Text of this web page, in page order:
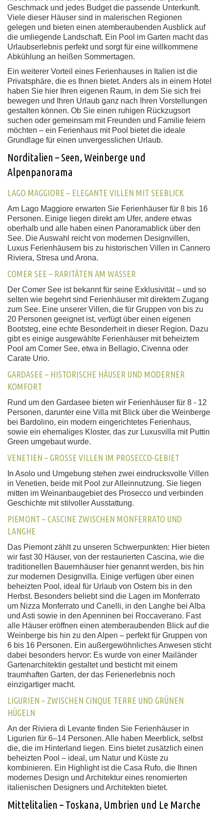
Geschmack und jedes Budget die passende Unterkunft.
Viele dieser Häuser sind in malerischen Regionen
gelegen und bieten einen atemberaubenden Ausblick auf
die umliegende Landschaft. Ein Pool im Garten macht das
Urlaubserlebnis perfekt und sorgt für eine willkommene
Abkühlung an heißen Sommertagen.
Ein weiterer Vorteil eines Ferienhauses in Italien ist die
Privatsphäre, die es Ihnen bietet. Anders als in einem Hotel
haben Sie hier Ihren eigenen Raum, in dem Sie sich frei
bewegen und Ihren Urlaub ganz nach Ihren Vorstellungen
gestalten können. Ob Sie einen ruhigen Rückzugsort
suchen oder gemeinsam mit Freunden und Familie feiern
möchten – ein Ferienhaus mit Pool bietet die ideale
Grundlage für einen unvergesslichen Urlaub.
Norditalien – Seen, Weinberge und
Alpenpanorama
LAGO MAGGIORE – ELEGANTE VILLEN MIT SEEBLICK
Am Lago Maggiore erwarten Sie Ferienhäuser für 8 bis 16
Personen. Einige liegen direkt am Ufer, andere etwas
oberhalb und alle haben einen Panoramablick über den
See. Die Auswahl reicht von modernen Designvillen,
Luxus Ferienhäusern bis zu historischen Villen in Cannero
Riviera, Stresa und Arona.
COMER SEE – RARITÄTEN AM WASSER
Der Comer See ist bekannt für seine Exklusivität – und so
selten wie begehrt sind Ferienhäuser mit direktem Zugang
zum See. Eine unserer Villen, die für Gruppen von bis zu
20 Personen geeignet ist, verfügt über einen eigenen
Bootsteg, eine echte Besonderheit in dieser Region. Dazu
gibt es einige ausgewählte Ferienhäuser mit beheiztem
Pool am Comer See, etwa in Bellagio, Civenna oder
Carate Urio.
GARDASEE – HISTORISCHE HÄUSER UND MODERNER
KOMFORT
Rund um den Gardasee bieten wir Ferienhäuser für 8 - 12
Personen, darunter eine Villa mit Blick über die Weinberge
bei Bardolino, ein modern eingerichtetes Ferienhaus,
sowie ein ehemaliges Kloster, das zur Luxusvilla mit Puttin
Green umgebaut wurde.
VENETIEN – GROSSE VILLEN IM PROSECCO-GEBIET
In Asolo und Umgebung stehen zwei eindrucksvolle Villen
in Venetien, beide mit Pool zur Alleinnutzung. Sie liegen
mitten im Weinanbaugebiet des Prosecco und verbinden
Geschichte mit stilvoller Ausstattung.
PIEMONT – CASCINE ZWISCHEN MONFERRATO UND
LANGHE
Das Piemont zählt zu unseren Schwerpunkten: Hier bieten
wir fast 30 Häuser, von der restaurierten Cascina, wie die
traditionellen Bauernhäuser hier genannt werden, bis hin
zur modernen Designvilla. Einige verfügen über einen
beheizten Pool, ideal für Urlaub von Ostern bis in den
Herbst. Besonders beliebt sind die Lagen im Monferrato
um Nizza Monferrato und Canelli, in den Langhe bei Alba
und Asti sowie in den Apenninen bei Roccaverano. Fast
alle Häuser eröffnen einen atemberaubenden Blick auf die
Weinberge bis hin zu den Alpen – perfekt für Gruppen von
6 bis 16 Personen. Ein außergewöhnliches Anwesen sticht
dabei besonders hervor: Es wurde von einer Mailänder
Gartenarchitektin gestaltet und besticht mit einem
traumhaften Garten, der das Ferienerlebnis noch
einzigartiger macht.
LIGURIEN – ZWISCHEN CINQUE TERRE UND GRÜNEN
HÜGELN
An der Riviera di Levante finden Sie Ferienhäuser in
Ligurien für 6–14 Personen. Alle haben Meerblick, selbst
die, die im Hinterland liegen. Eins bietet zusätzlich einen
beheizten Pool – ideal, um Natur und Küste zu
kombinieren. Ein Highlight ist die Casa Rufo, die Ihnen
modernes Design und Architektur eines renomierten
italienischen Designers und Architekten bietet.
Mittelitalien – Toskana, Umbrien und Le Marche